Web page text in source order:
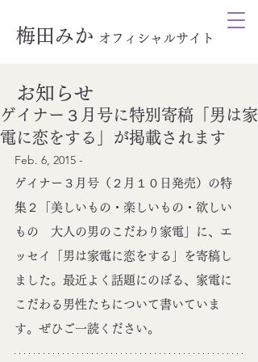
梅田みか オ フィシャルサイト
ゲイナー３月号に特別寄稿「男は家
電に恋をする」が掲載されます
Feb. 6, 2015 -
ゲイナー３月号（２月１０日発売）の特
集２「美しいもの・楽しいもの・欲しい
もの　大人の男のこだわり家電」に、エ
ッセイ「男は家電に恋をする」を寄稿し
ました。最近よく話題にのぼる、家電に
こだわる男性たちについて書いていま
す。ぜひご一読ください。
お知らせ